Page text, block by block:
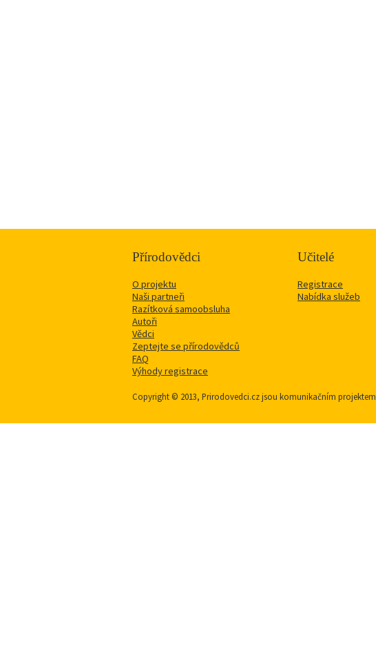
Přírodovědci
O projektu
Naši partneři
Razítková samoobsluha
Autoři
Vědci
Zeptejte se přírodovědců
FAQ
Výhody registrace
Učitelé
Registrace
Nabídka služeb
Copyright © 2013, Prirodovedci.cz jsou komunikačním projektem